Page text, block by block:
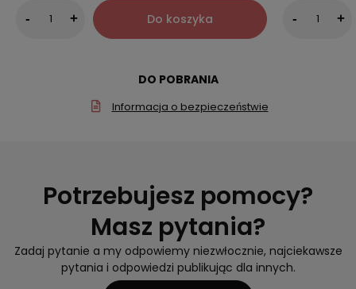
- + Do koszyka - +
DO POBRANIA
Informacja o bezpieczeństwie
Potrzebujesz pomocy?
Masz pytania?
Zadaj pytanie a my odpowiemy niezwłocznie, najciekawsze
pytania i odpowiedzi publikując dla innych.